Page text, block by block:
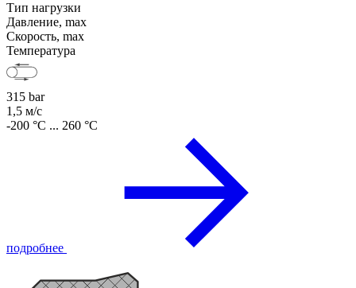
Тип нагрузки
Давление, max
Скорость, max
Температура
315 bar
1,5 м/с
-200 °C ... 260 °C
подробнее